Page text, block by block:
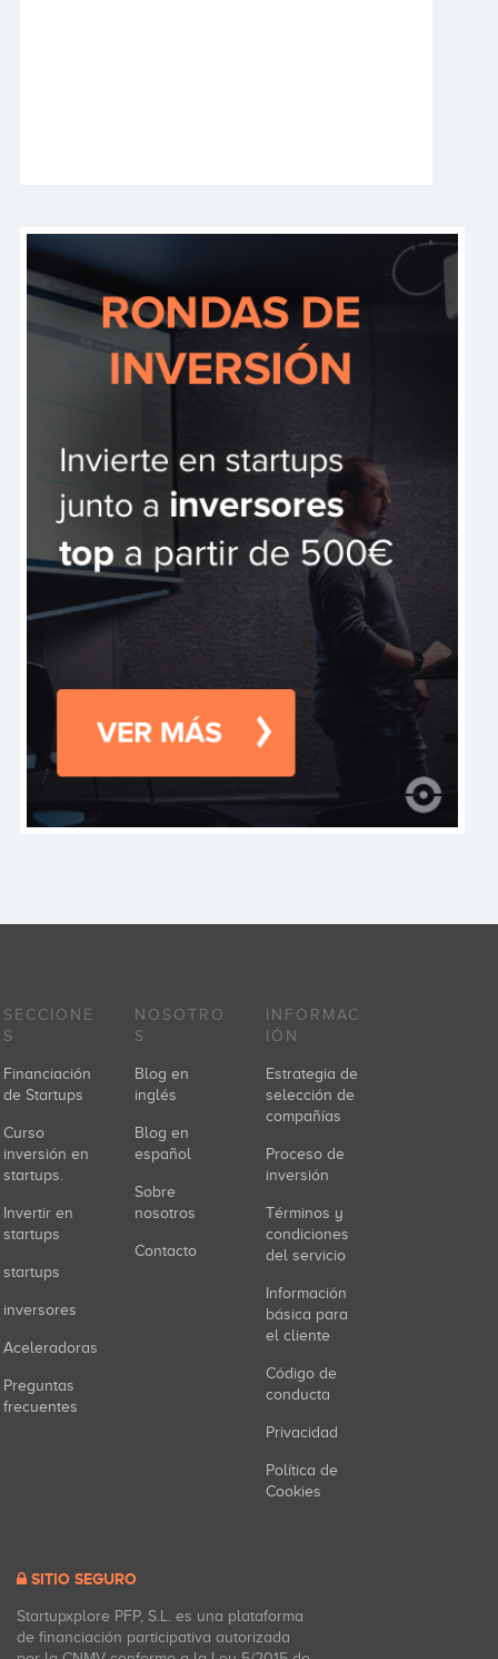
SECCIONE
S
Financiación
de Startups
Curso
inversión en
startups.
Invertir en
startups
startups
inversores
Aceleradoras
Preguntas
frecuentes
NOSOTRO
S
Blog en
inglés
Blog en
español
Sobre
nosotros
Contacto
INFORMAC
IÓN
Estrategia de
selección de
compañías
Proceso de
inversión
Términos y
condiciones
del servicio
Información
básica para
el cliente
Código de
conducta
Privacidad
Política de
Cookies
SITIO SEGURO
Startupxplore PFP, S.L. es una plataforma
de financiación participativa autorizada